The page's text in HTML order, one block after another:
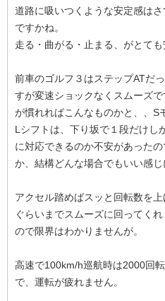
道路に吸いつくような安定感は
ですかね。
走る・曲がる・止まる、がとても
前車のゴルフ３はステップATだ
すが変速ショックなくスムーズ
が慣れればこんなものかと、、S
Lシフトは、下り坂で１段だけし
に対応できるのか不安があった
か、結構どんな場合でもいい感じ
アクセル踏めばスッと回転数を
ぐらいまでスムーズに回ってく
ので限界はわかりませんが。
高速で100km/h巡航時は2000回
で、運転が疲れません。